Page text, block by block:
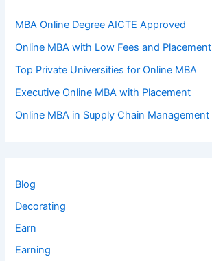
MBA Online Degree AICTE Approved
Online MBA with Low Fees and Placement
Top Private Universities for Online MBA
Executive Online MBA with Placement
Online MBA in Supply Chain Management
Blog
Decorating
Earn
Earning